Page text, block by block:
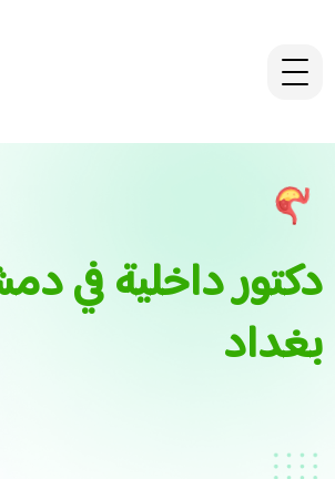
دكتور داخلية في
بغداد